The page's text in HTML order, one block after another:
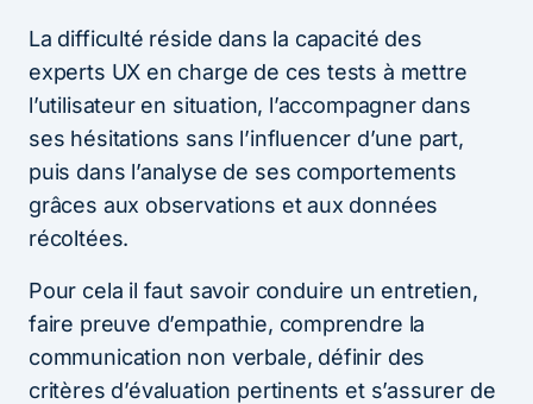
La difficulté réside dans la capacité des
experts UX en charge de ces tests à mettre
l’utilisateur en situation, l’accompagner dans
ses hésitations sans l’influencer d’une part,
puis dans l’analyse de ses comportements
grâces aux observations et aux données
récoltées.
Pour cela il faut savoir conduire un entretien,
faire preuve d’empathie, comprendre la
communication non verbale, définir des
critères d’évaluation pertinents et s’assurer de